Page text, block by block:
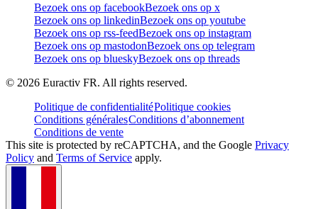
Bezoek ons op facebookBezoek ons op x
Bezoek ons op linkedinBezoek ons op youtube
Bezoek ons op rss-feedBezoek ons op instagram
Bezoek ons op mastodonBezoek ons op telegram
Bezoek ons op blueskyBezoek ons op threads
© 2026 Euractiv FR. All rights reserved.
Politique de confidentialitéPolitique cookies
Conditions généralesConditions d’abonnement
Conditions de vente
This site is protected by reCAPTCHA, and the Google Privacy
Policy and Terms of Service apply.